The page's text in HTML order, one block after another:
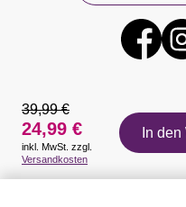
Auszeichnungen
39,99 €
24,99 €
inkl. MwSt. zzgl.
Versandkosten
In